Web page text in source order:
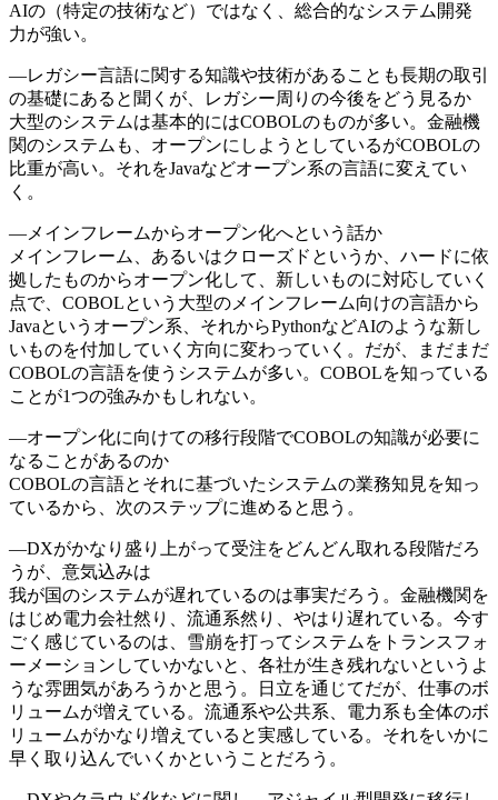
AIの（特定の技術など）ではなく、総合的なシステム開発
力が強い。
―レガシー言語に関する知識や技術があることも長期の取引
の基礎にあると聞くが、レガシー周りの今後をどう見るか
大型のシステムは基本的にはCOBOLのものが多い。金融機
関のシステムも、オープンにしようとしているがCOBOLの
比重が高い。それをJavaなどオープン系の言語に変えてい
く。
―メインフレームからオープン化へという話か
メインフレーム、あるいはクローズドというか、ハードに依
拠したものからオープン化して、新しいものに対応していく
点で、COBOLという大型のメインフレーム向けの言語から
Javaというオープン系、それからPythonなどAIのような新し
いものを付加していく方向に変わっていく。だが、まだまだ
COBOLの言語を使うシステムが多い。COBOLを知っている
ことが1つの強みかもしれない。
―オープン化に向けての移行段階でCOBOLの知識が必要に
なることがあるのか
COBOLの言語とそれに基づいたシステムの業務知見を知っ
ているから、次のステップに進めると思う。
―DXがかなり盛り上がって受注をどんどん取れる段階だろ
うが、意気込みは
我が国のシステムが遅れているのは事実だろう。金融機関を
はじめ電力会社然り、流通系然り、やはり遅れている。今す
ごく感じているのは、雪崩を打ってシステムをトランスフォ
ーメーションしていかないと、各社が生き残れないというよ
うな雰囲気があろうかと思う。日立を通じてだが、仕事のボ
リュームが増えている。流通系や公共系、電力系も全体のボ
リュームがかなり増えていると実感している。それをいかに
早く取り込んでいくかということだろう。